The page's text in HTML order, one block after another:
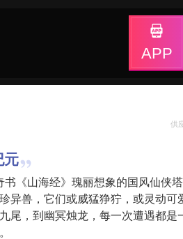
APP
供
元
书《山海经》瑰丽想象的国风仙侠
异兽，它们或威猛狰狞，或灵动可
尾，到幽冥烛龙，每一次遭遇都是